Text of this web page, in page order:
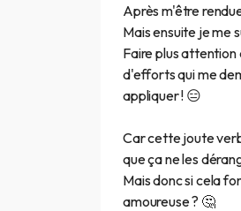
Après m'être
Mais ensuite je me
Faire plus
d'efforts qui me
appliquer ! 😑
Car cette joute
que ça ne les
Mais donc si cela
amoureuse ? 🤔